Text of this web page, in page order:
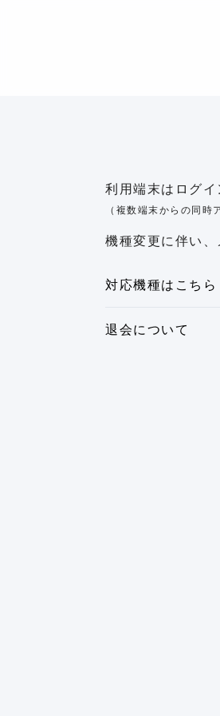
利用端末はログ
（複数端末からの同時
機種変更に伴い
対応機種はこちら
退会について